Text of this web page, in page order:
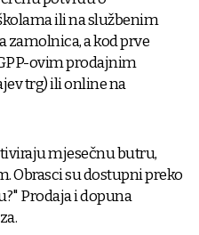
ili na službenim
zamolnica, a kod prve
ovim prodajnim
trg) ili online na
mjesečnu butru,
Obrasci su dostupni preko
Prodaja i dopuna